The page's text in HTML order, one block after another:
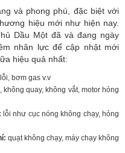
và phong phú, đặc biệt với
hiệu mới như hiện nay.
Dầu Một đã và đang ngày
nhân lực để cập nhật mới
hiệu quả nhất:
bơm gas v.v
không quay, không vắt, motor hỏng
lỗi như cục nóng không chạy, hỏng
quạt không chạy, máy chạy không